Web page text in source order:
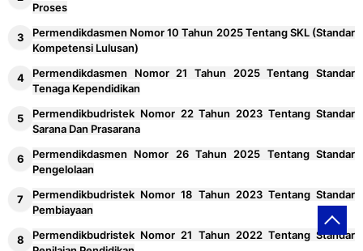
Proses
Permendikdasmen Nomor 10 Tahun 2025 Tentang SKL (Standar
Kompetensi Lulusan)
Permendikdasmen Nomor 21 Tahun 2025 Tentang Standar
Tenaga Kependidikan
Permendikbudristek Nomor 22 Tahun 2023 Tentang Standar
Sarana Dan Prasarana
Permendikdasmen Nomor 26 Tahun 2025 Tentang Standar
Pengelolaan
Permendikbudristek Nomor 18 Tahun 2023 Tentang Standar
Pembiayaan
Permendikbudristek Nomor 21 Tahun 2022 Tentang Standar